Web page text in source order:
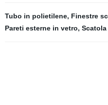
Tubo in polietilene, Finestre
Pareti esterne in vetro,